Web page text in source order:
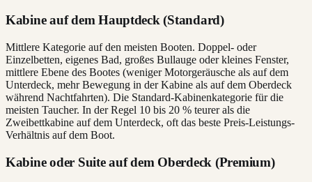
Kabine auf dem Hauptdeck (Standard)
Mittlere Kategorie auf den meisten Booten. Doppel- oder
Einzelbetten, eigenes Bad, großes Bullauge oder kleines Fenster,
mittlere Ebene des Bootes (weniger Motorgeräusche als auf dem
Unterdeck, mehr Bewegung in der Kabine als auf dem Oberdeck
während Nachtfahrten). Die Standard-Kabinenkategorie für die
meisten Taucher. In der Regel 10 bis 20 % teurer als die
Zweibettkabine auf dem Unterdeck, oft das beste Preis-Leistungs-
Verhältnis auf dem Boot.
Kabine oder Suite auf dem Oberdeck (Premium)